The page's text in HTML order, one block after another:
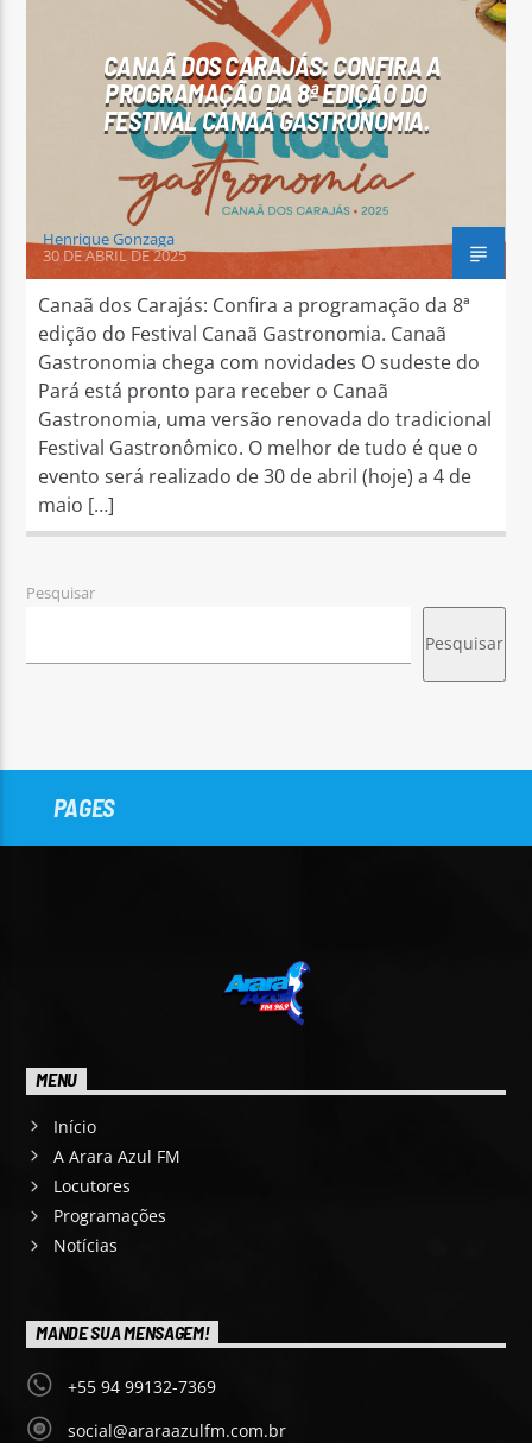
Arara Azul FM
CANAÃ DOS CARAJÁS: CONFIRA A
PROGRAMAÇÃO DA 8ª EDIÇÃO DO
FESTIVAL CANAÃ GASTRONOMIA.
Henrique Gonzaga
30 DE ABRIL DE 2025
Canaã dos Carajás: Confira a programação da 8ª
edição do Festival Canaã Gastronomia. Canaã
Gastronomia chega com novidades O sudeste do
Pará está pronto para receber o Canaã
Gastronomia, uma versão renovada do tradicional
Festival Gastronômico. O melhor de tudo é que o
evento será realizado de 30 de abril (hoje) a 4 de
maio […]
Pesquisar
Pesquisar
PAGES
MENU
Início
A Arara Azul FM
Locutores
Programações
Notícias
MANDE SUA MENSAGEM!
+55 94 99132-7369
social@araraazulfm.com.br